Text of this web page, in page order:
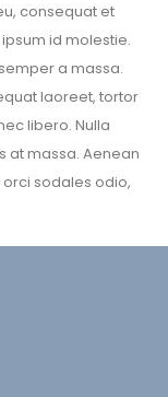
consequat et
id molestie.
a massa.
laoreet, tortor
libero. Nulla
at massa. Aenean
sodales odio,